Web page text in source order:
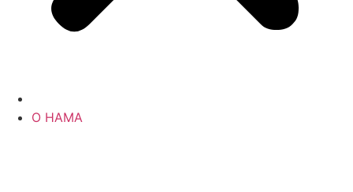
О НАМА